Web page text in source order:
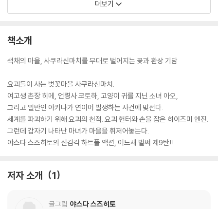
더보기
책소개
색채의 마을, 사쿠라신마치를 무대로 벌어지는 꽃과 환상 기담
요괴들이 사는 벚꽃마을 사쿠라신마치.
여고생 촌장 히메, 언령사 코토하, 고양이 귀를 지닌 소녀 아오,
그리고 일반인 아키나가 연이어 발생하는 사건에 맞선다.
세계를 파괴하기 위해 요괴의 천적. 요괴 헌터와 손을 잡은 히이즈미 엔진.
그런데 갑자기 나타난 마녀가 마을을 휘저어놓는다.
야스다 스즈히토의 신감각 하트풀 액션, 어느새 벌써 제9탄!!
저자 소개 1
글그림 야스다 스즈히토